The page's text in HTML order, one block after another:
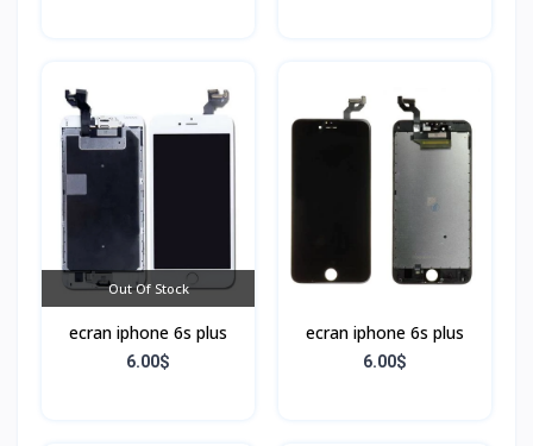
Out Of Stock
ecran iphone 6s plus
6.00$
ecran iphone 6s plus
6.00$